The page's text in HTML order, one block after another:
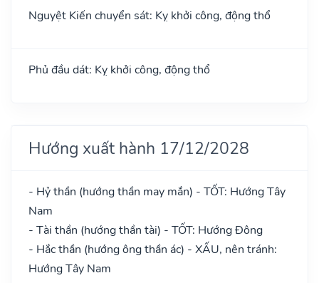
Nguyệt Kiến chuyển sát: Kỵ khởi công, động thổ
Phủ đầu dát: Kỵ khởi công, động thổ
Hướng xuất hành 17/12/2028
- Hỷ thần (hướng thần may mắn) - TỐT: Hướng Tây
Nam
- Tài thần (hướng thần tài) - TỐT: Hướng Đông
- Hắc thần (hướng ông thần ác) - XẤU, nên tránh:
Hướng Tây Nam